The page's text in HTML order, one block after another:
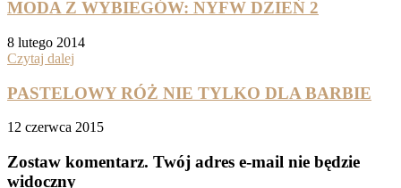
MODA Z WYBIEGÓW: NYFW DZIEŃ 2
8 lutego 2014
Czytaj dalej
PASTELOWY RÓŻ NIE TYLKO DLA BARBIE
12 czerwca 2015
Zostaw komentarz. Twój adres e-mail nie będzie
widoczny